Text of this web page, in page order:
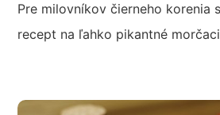
Pre milovníkov čierneho korenia
recept na ľahko pikantné